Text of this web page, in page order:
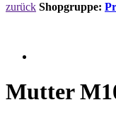
zurück Shopgruppe:
Mutter